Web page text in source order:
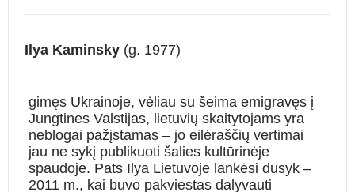
Ilya Kaminsky (g. 1977)
gimęs Ukrainoje, vėliau su šeima emigravęs į
Jungtines Valstijas, lietuvių skaitytojams yra
neblogai pažįstamas – jo eilėraščių vertimai
jau ne sykį publikuoti šalies kultūrinėje
spaudoje. Pats Ilya Lietuvoje lankėsi dusyk –
2011 m., kai buvo pakviestas dalyvauti